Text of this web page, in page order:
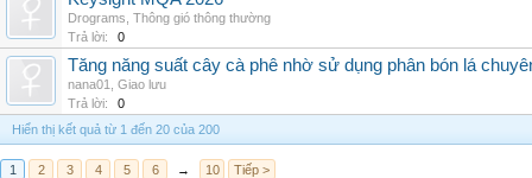
Drograms Thông gió thông thường
Trả lời:
0
Tăng năng suất cây cà phê nhờ sử dụng phân bón lá
nana01
Giao lưu
Trả lời:
0
Hiển thị kết quả từ 1 đến 20 của 200
1 2 3 4 5 6 → 10 Tiếp >